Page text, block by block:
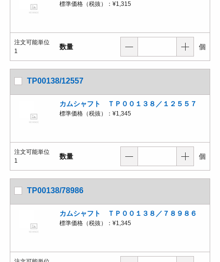
標準価格（税抜）： ¥1,315
注文可能単位
1
数量 個
TP00138/12557
カムシャフト ＴＰ００１３８／１２５５７
標準価格（税抜）： ¥1,345
注文可能単位
1
数量 個
TP00138/78986
カムシャフト ＴＰ００１３８／７８９８６
標準価格（税抜）： ¥1,345